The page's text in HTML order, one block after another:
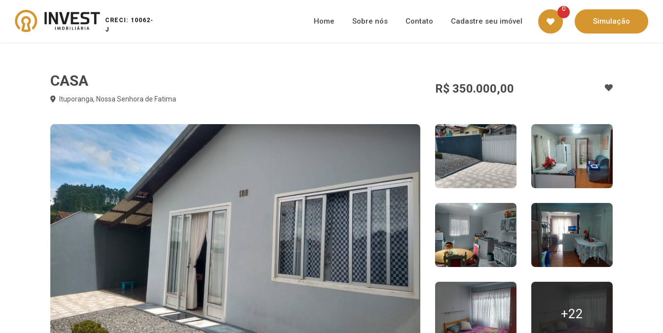
CRECI: 10062-
J
Home Sobre nós Contato Cadastre seu imóvel
0
Simulação
CASA
Ituporanga, Nossa Senhora de Fatima
R$ 350.000,00
+22